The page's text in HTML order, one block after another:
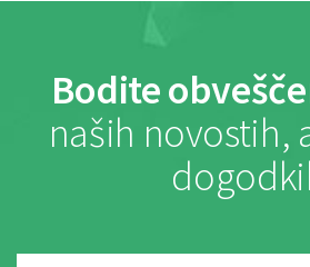
Bodite
naših novostih,